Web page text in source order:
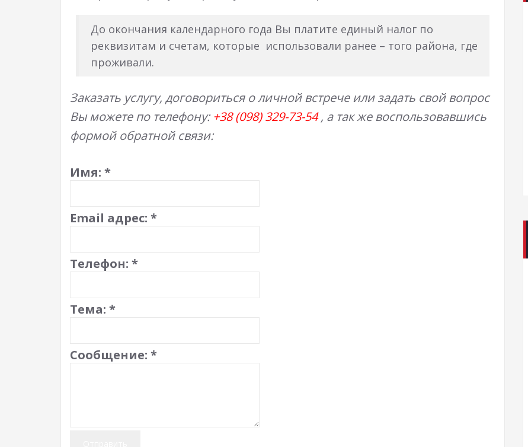
До окончания календарного года Вы платите единый налог по
реквизитам и счетам, которые использовали ранее – того района, где
проживали.
Заказать услугу, договориться о личной встрече или задать свой вопрос
Вы можете по телефону: +38 (098) 329-73-54, а так же воспользовавшись
формой обратной связи:
Имя: *
Email адрес: *
Телефон: *
Тема: *
Сообщение: *